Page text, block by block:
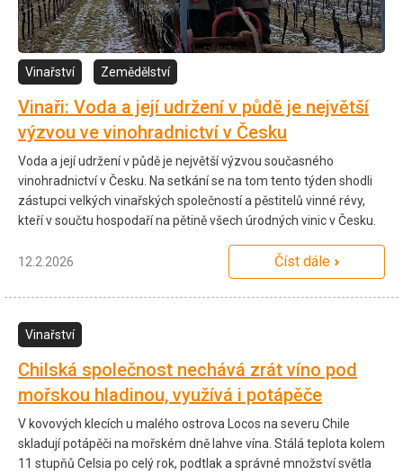
Vinařství Zemědělství
Vinaři: Voda a její udržení v půdě je největší
výzvou ve vinohradnictví v Česku
Voda a její udržení v půdě je největší výzvou současného
vinohradnictví v Česku. Na setkání se na tom tento týden shodli
zástupci velkých vinařských společností a pěstitelů vinné révy,
kteří v součtu hospodaří na pětině všech úrodných vinic v Česku.
12.2.2026 Číst dále
Vinařství
Chilská společnost nechává zrát víno pod
mořskou hladinou, využívá i potápěče
V kovových klecích u malého ostrova Locos na severu Chile
skladují potápěči na mořském dně lahve vína. Stálá teplota kolem
11 stupňů Celsia po celý rok, podtlak a správné množství světla